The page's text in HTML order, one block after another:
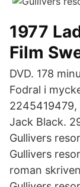
1977
Film
DVD. 178
Fodral i
2245419479,
Jack Black.
Gullivers
Gullivers
roman